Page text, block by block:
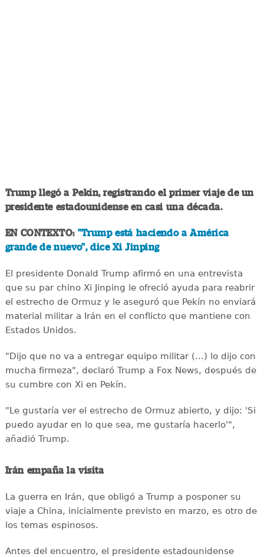
Trump llegó a Pekín, registrando el primer viaje de un
presidente estadounidense en casi una década.
EN CONTEXTO: "Trump está haciendo a América
grande de nuevo", dice Xi Jinping
El presidente Donald Trump afirmó en una entrevista
que su par chino Xi Jinping le ofreció ayuda para reabrir
el estrecho de Ormuz y le aseguró que Pekín no enviará
material militar a Irán en el conflicto que mantiene con
Estados Unidos.
"Dijo que no va a entregar equipo militar (...) lo dijo con
mucha firmeza", declaró Trump a Fox News, después de
su cumbre con Xi en Pekín.
"Le gustaría ver el estrecho de Ormuz abierto, y dijo: 'Si
puedo ayudar en lo que sea, me gustaría hacerlo'",
añadió Trump.
Irán empaña la visita
La guerra en Irán, que obligó a Trump a posponer su
viaje a China, inicialmente previsto en marzo, es otro de
los temas espinosos.
Antes del encuentro, el presidente estadounidense